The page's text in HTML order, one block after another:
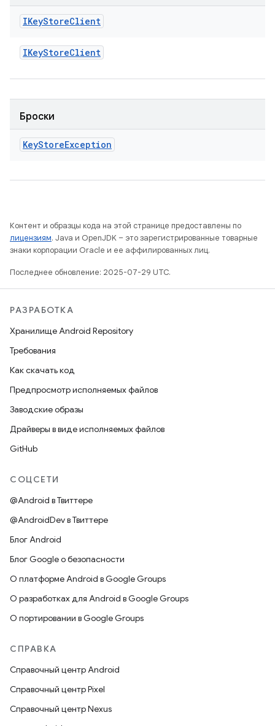
IKeyStoreClient
IKeyStoreClient
Броски
KeyStoreException
Контент и образцы кода на этой странице предоставлены по
лицензиям. Java и OpenJDK – это зарегистрированные товарные
знаки корпорации Oracle и ее аффилированных лиц.
Последнее обновление: 2025-07-29 UTC.
РАЗРАБОТКА
Хранилище Android Repository
Требования
Как скачать код
Предпросмотр исполняемых файлов
Заводские образы
Драйверы в виде исполняемых файлов
GitHub
СОЦСЕТИ
@Android в Твиттере
@AndroidDev в Твиттере
Блог Android
Блог Google о безопасности
О платформе Android в Google Groups
О разработках для Android в Google Groups
О портировании в Google Groups
СПРАВКА
Справочный центр Android
Справочный центр Pixel
Справочный центр Nexus